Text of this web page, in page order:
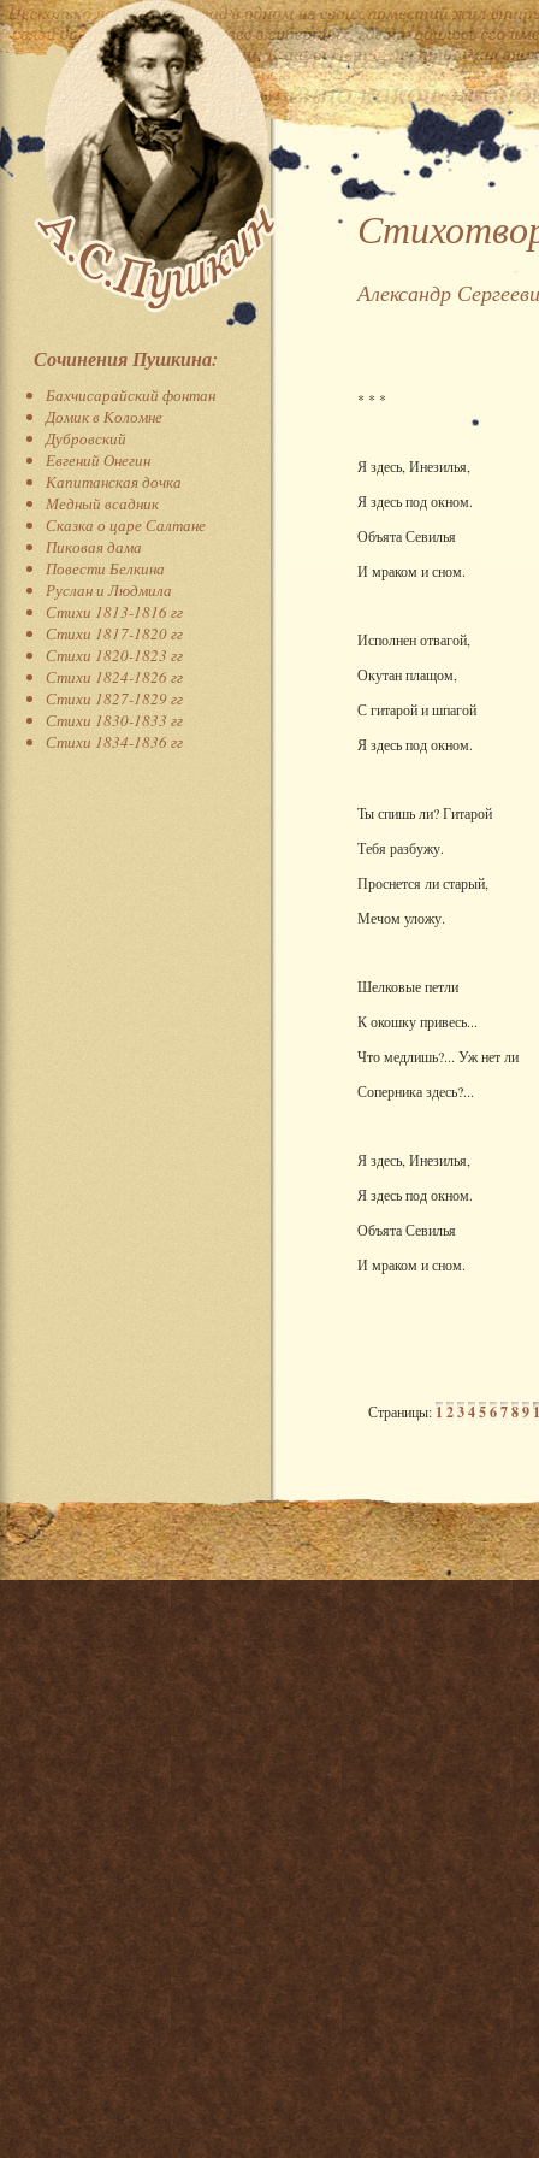
Сочинения Пушкина:
Бахчисарайский фонтан
Домик в Коломне
Дубровский
Евгений Онегин
Капитанская дочка
Медный всадник
Сказка о царе Салтане
Пиковая дама
Повести Белкина
Руслан и Людмила
Стихи 1813-1816 гг
Стихи 1817-1820 гг
Стихи 1820-1823 гг
Стихи 1824-1826 гг
Стихи 1827-1829 гг
Стихи 1830-1833 гг
Стихи 1834-1836 гг
Александр
* * *
Я здесь, Инезилья,
Я здесь под окном.
Объята Севилья
И мраком и сном.
Исполнен отвагой,
Окутан плащом,
С гитарой и шпагой
Я здесь под окном.
Ты спишь ли? Гитарой
Тебя разбужу.
Проснется ли старый,
Мечом уложу.
Шелковые петли
К окошку привесь...
Что медлишь?... Уж нет ли
Соперника здесь?...
Я здесь, Инезилья,
Я здесь под окном.
Объята Севилья
И мраком и сном.
Страницы:1 23456789